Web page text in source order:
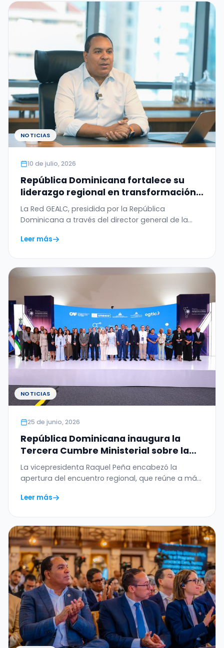
NOTICIAS
10 de julio, 2026
República Dominicana fortalece su
liderazgo regional en transformación
digital con el WSIS Prize 2026 otorgado
a la Red GEALC
La Red GEALC, presidida por la República
Dominicana a través del director general de la
Leer más
NOTICIAS
25 de junio, 2026
República Dominicana inaugura la
Tercera Cumbre Ministerial sobre la
Ética de la Inteligencia Artificial en
América Latina y el Caribe
La vicepresidenta Raquel Peña encabezó la
apertura del encuentro regional, que reúne a más
Leer más